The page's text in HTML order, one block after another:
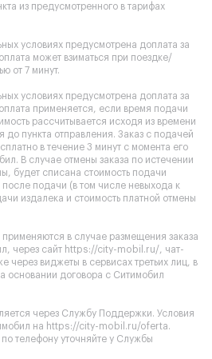
из предусмотренного в тарифах
условиях предусмотрена доплата за
может взиматься при поездке/
от 7 минут.
условиях предусмотрена доплата за
применяется, если время подачи
рассчитывается исходя из времени
до пункта отправления. Заказ с подачей
в течение 3 минут с момента его
В случае отмены заказа по истечении
будет списана стоимость подачи
подачи (в том числе невыхода к
издалека и стоимость платной отмены
в случае размещения заказа
через сайт https://city-mobil.ru/ , чат-
через виджеты в сервисах третьих лиц, в
основании договора с Ситимобил
через Службу Поддержки. Условия
на https://city-mobil.ru/oferta.
по телефону уточняйте у Службы